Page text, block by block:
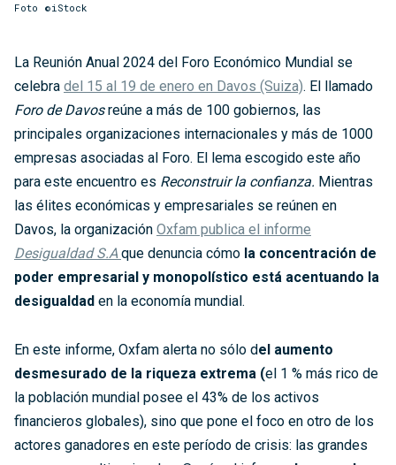
Foto ©iStock
La Reunión Anual 2024 del Foro Económico Mundial se
celebra del 15 al 19 de enero en Davos (Suiza). El llamado
Foro de Davosreúne a más de 100 gobiernos, las
principales organizaciones internacionales y más de 1000
empresas asociadas al Foro. El lema escogido este año
para este encuentro es Reconstruir la confianza. Mientras
las élites económicas y empresariales se reúnen en
Davos, la organización Oxfam publica el informe
Desigualdad S.Aque denuncia cómo la concentración de
poder empresarial y monopolístico está acentuando la
desigualdad en la economía mundial.
En este informe, Oxfam alerta no sólo del aumento
desmesurado de la riqueza extrema (el 1 % más rico de
la población mundial posee el 43% de los activos
financieros globales), sino que pone el foco en otro de los
actores ganadores en este período de crisis: las grandes